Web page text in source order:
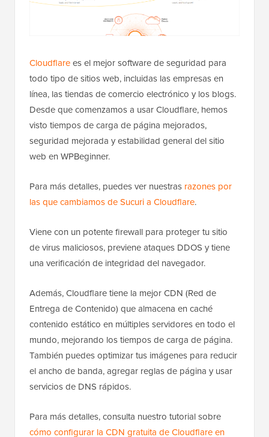
Cloudflarees el mejor software de seguridad para
todo tipo de sitios web, incluidas las empresas en
línea, las tiendas de comercio electrónico y los blogs.
Desde que comenzamos a usar Cloudflare, hemos
visto tiempos de carga de página mejorados,
seguridad mejorada y estabilidad general del sitio
web en WPBeginner.
Para más detalles, puedes ver nuestras razones por
las que cambiamos de Sucuri a Cloudflare.
Viene con un potente firewall para proteger tu sitio
de virus maliciosos, previene ataques DDOS y tiene
una verificación de integridad del navegador.
Además, Cloudflare tiene la mejor CDN (Red de
Entrega de Contenido) que almacena en caché
contenido estático en múltiples servidores en todo el
mundo, mejorando los tiempos de carga de página.
También puedes optimizar tus imágenes para reducir
el ancho de banda, agregar reglas de página y usar
servicios de DNS rápidos.
Para más detalles, consulta nuestro tutorial sobre
cómo configurar la CDN gratuita de Cloudflare en